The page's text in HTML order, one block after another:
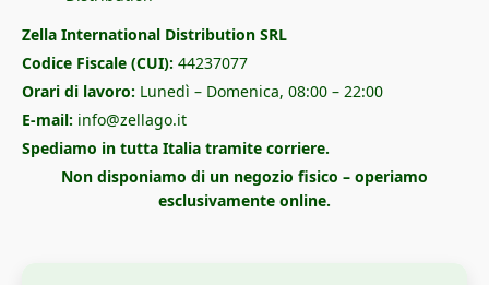
Zella International Distribution SRL
Codice Fiscale (CUI): 44237077
Orari di lavoro: Lunedì – Domenica, 08:00 – 22:00
E-mail: info@zellago.it
Spediamo in tutta Italia tramite corriere.
Non disponiamo di un negozio fisico – operiamo
esclusivamente online.